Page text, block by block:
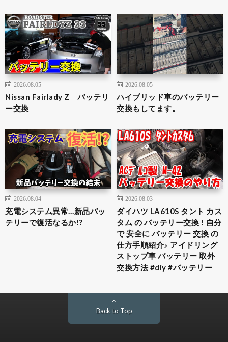
2026.08.05
Nissan Fairlady Z バッテリ
ー交換
2026.08.05
ハイブリッド車のバッテリー
交換もしてます。
2026.08.04
充電システム異常…新品バッ
テリーで復活なるか!?
2026.08.03
ダイハツ LA610S タント カス
タム の バッテリー交換 ! 自分
で 安全に バッテリー 交換 の
仕方手順紹介♪ アイドリング
ストップ車 バッテリー 取外
交換方法 #diy #バッテリー
Back to Top